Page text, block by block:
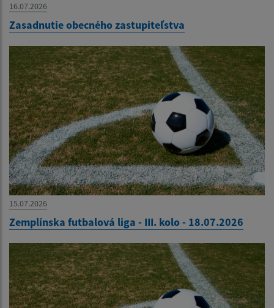
16.07.2026
Zasadnutie obecného zastupiteľstva
15.07.2026
Zemplínska futbalová liga - III. kolo - 18.07.2026